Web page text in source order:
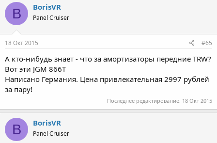
B BorisVR
Panel Cruiser
18 Окт 2015 #65
А кто-нибудь знает - что за амортизаторы передние TRW?
Вот эти JGM 866T
Написано Германия. Цена привлекательная 2997 рублей
за пару!
Последнее редактирование: 18 Окт 2015
B BorisVR
Panel Cruiser